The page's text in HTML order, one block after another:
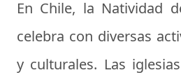
En Chile, la Natividad
celebra con diversas
y culturales. Las